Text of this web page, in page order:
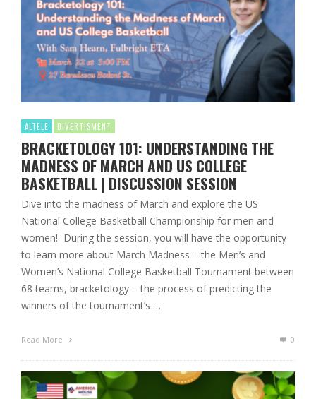
ALTELE DIVERTISMENT
BRACKETOLOGY 101: UNDERSTANDING THE
MADNESS OF MARCH AND US COLLEGE
BASKETBALL | DISCUSSION SESSION
Dive into the madness of March and explore the US
National College Basketball Championship for men and
women! During the session, you will have the opportunity
to learn more about March Madness – the Men’s and
Women’s National College Basketball Tournament between
68 teams, bracketology – the process of predicting the
winners of the tournament’s …
Read More 0